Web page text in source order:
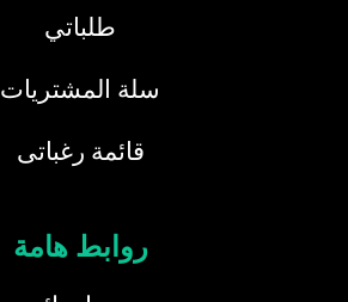
طلباتي
سلة المشتريات
قائمة رغباتى
روابط هامة